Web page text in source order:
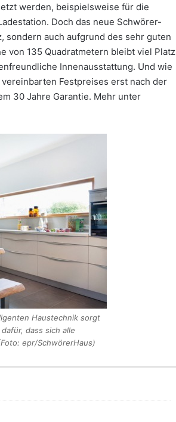
werden, beispielsweise für die
Doch das neue Schwörer-
sondern auch aufgrund des sehr guten
von 135 Quadratmetern bleibt viel Platz
Innenausstattung. Und wie
Festpreises erst nach der
30 Jahre Garantie. Mehr unter
Haustechnik sorgt
dass sich alle
epr/SchwörerHaus)